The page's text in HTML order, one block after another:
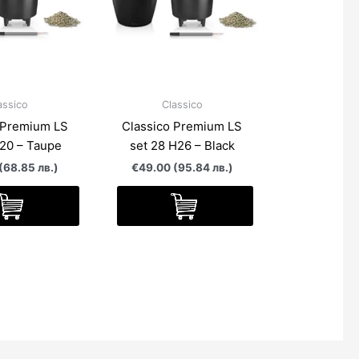
LS
– Taupe
лв.)
Classico
Classico Premium LS
set 28 H26 – Black
€49.00 (95.84 лв.)